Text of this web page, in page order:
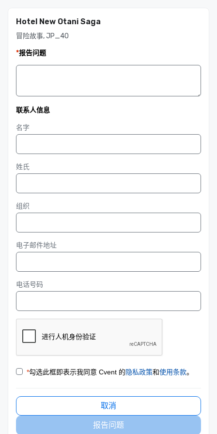
Hotel New Otani Saga
冒险故事, JP_40
*报告问题
联系人信息
名字
姓氏
组织
电子邮件地址
电话号码
*勾选此框即表示我同意 Cvent 的隐私政策和使用条款。
取消
报告问题